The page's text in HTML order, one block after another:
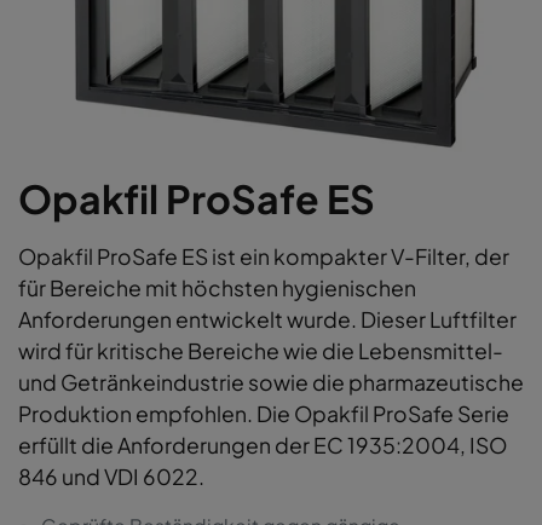
Opakfil ProSafe ES
Opakfil ProSafe ES ist ein kompakter V-Filter, der
für Bereiche mit höchsten hygienischen
Anforderungen entwickelt wurde. Dieser Luftfilter
wird für kritische Bereiche wie die Lebensmittel-
und Getränkeindustrie sowie die pharmazeutische
Produktion empfohlen. Die Opakfil ProSafe Serie
erfüllt die Anforderungen der EC 1935:2004, ISO
846 und VDI 6022.